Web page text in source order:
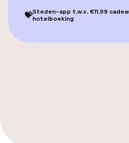
Kamers voor rokers
💝Steden-app t.w.v. €11,99
hotelboeking